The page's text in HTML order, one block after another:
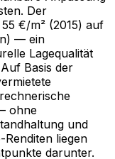
Der
€/m² (2015) auf
— ein
Lagequalität
Basis der
ohne
und
liegen
darunter.